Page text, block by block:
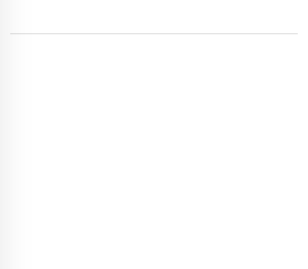
اقتراح الرئيس الأميركي روزفلت، تمّ استخدام تعبير